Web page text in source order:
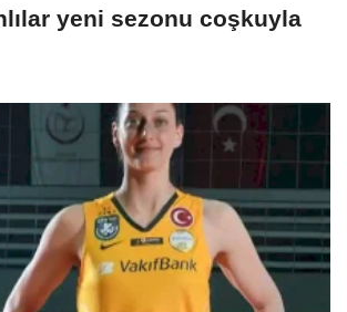
yeni sezonu coşkuyla